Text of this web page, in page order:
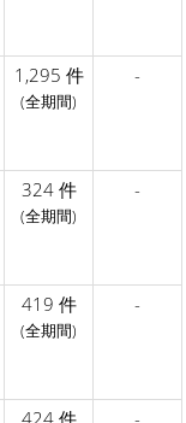
1,295 件
(全期間)
-
324 件
(全期間)
-
419 件
(全期間)
-